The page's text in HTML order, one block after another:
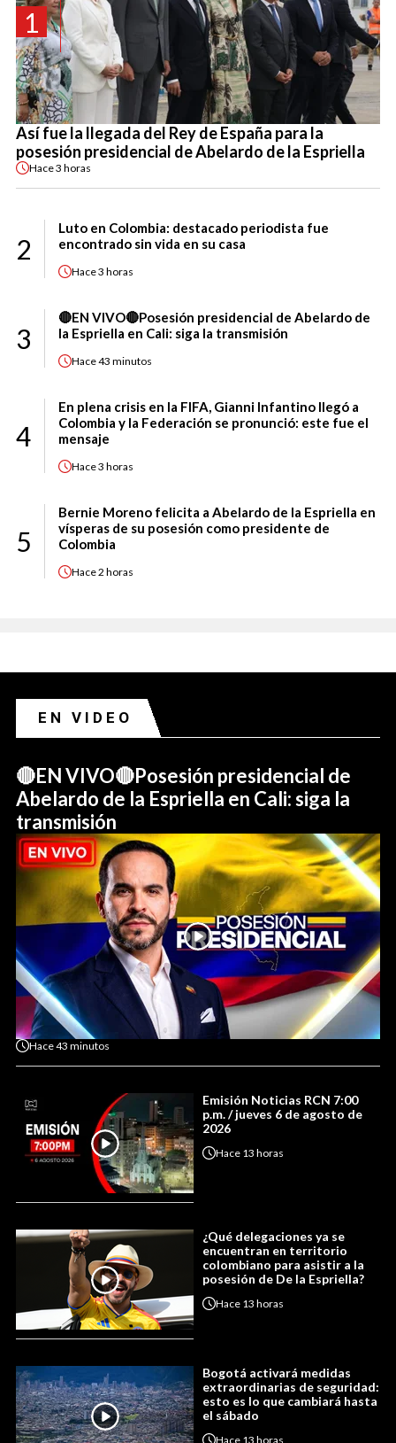
1
Así fue la llegada del Rey de España para la
posesión presidencial de Abelardo de la Espriella
Hace3 horas
2
Luto en Colombia: destacado periodista fue
encontrado sin vida en su casa
Hace3 horas
3
🔴EN VIVO🔴Posesión presidencial de Abelardo de
la Espriella en Cali: siga la transmisión
Hace43 minutos
4
En plena crisis en la FIFA, Gianni Infantino llegó a
Colombia y la Federación se pronunció: este fue el
mensaje
Hace3 horas
5
Bernie Moreno felicita a Abelardo de la Espriella en
vísperas de su posesión como presidente de
Colombia
Hace2 horas
EN VIDEO
🔴EN VIVO🔴Posesión presidencial de
Abelardo de la Espriella en Cali: siga la
transmisión
Hace43 minutos
Emisión Noticias RCN 7:00
p.m. / jueves 6 de agosto de
2026
Hace 13 horas
¿Qué delegaciones ya se
encuentran en territorio
colombiano para asistir a la
posesión de De la Espriella?
Hace 13 horas
Bogotá activará medidas
extraordinarias de seguridad:
esto es lo que cambiará hasta
el sábado
Hace 13 horas